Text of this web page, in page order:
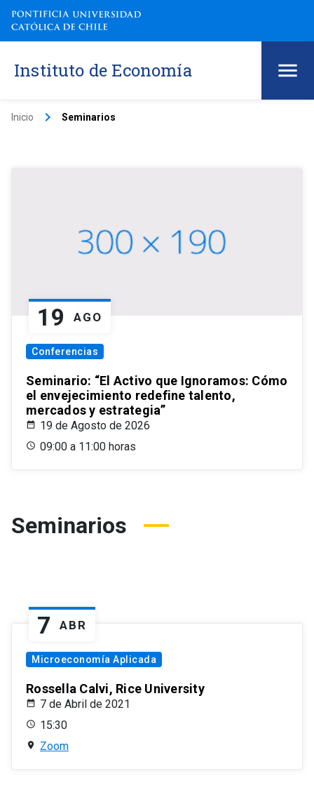
Instituto de Economía
Inicio keyboard_arrow_right Seminarios
19 AGO
Conferencias
Seminario: “El Activo que Ignoramos: Cómo
el envejecimiento redefine talento,
mercados y estrategia”
19 de Agosto de 2026
09:00 a 11:00 horas
Seminarios
7 ABR
Microeconomía Aplicada
Rossella Calvi, Rice University
7 de Abril de 2021
15:30
Zoom